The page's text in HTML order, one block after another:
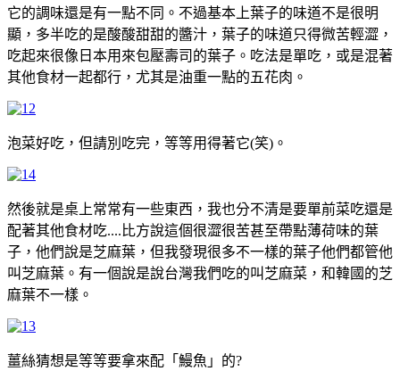
它的調味還是有一點不同。不過基本上葉子的味道不是很明
顯，多半吃的是酸酸甜甜的醬汁，葉子的味道只得微苦輕澀，
吃起來很像日本用來包壓壽司的葉子。吃法是單吃，或是混著
其他食材一起都行，尤其是油重一點的五花肉。
泡菜好吃，但請別吃完，等等用得著它(笑)。
然後就是桌上常常有一些東西，我也分不清是要單前菜吃還是
配著其他食材吃....比方說這個很澀很苦甚至帶點薄荷味的葉
子，他們說是芝麻葉，但我發現很多不一樣的葉子他們都管他
叫芝麻葉。有一個說是說台灣我們吃的叫芝麻菜，和韓國的芝
麻葉不一樣。
薑絲猜想是等等要拿來配「鰻魚」的?